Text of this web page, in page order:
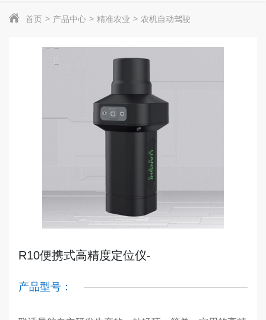
首页 产品中心 精准农业 农机自动驾驶
R10便携式高精度定位仪-
产品型号：